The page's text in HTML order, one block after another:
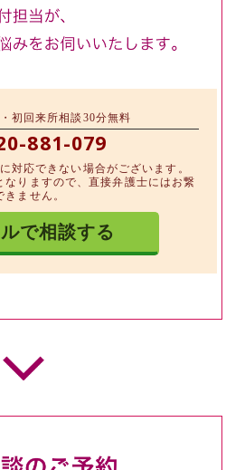
初回来所相談30分無料
881-079
対応できない場合がございます。
りますので、直接弁護士にはお繋
きません。
で相談する